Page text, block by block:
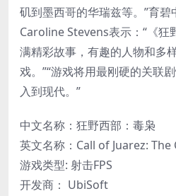
矶到墨西哥的华瑞兹等。”育
Caroline Stevens表示：“《狂
满精彩故事，有趣的人物和多
戏。”“游戏将用最刚硬的关联
入到现代。”
中文名称：狂野西部：毒枭
英文名称：Call of Juarez: The
游戏类型: 射击FPS
开发商： UbiSoft